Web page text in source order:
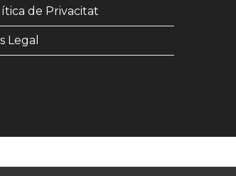
de Privacitat
Legal